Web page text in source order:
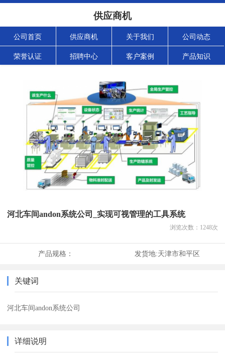
供应商机
公司首页 供应商机 关于我们 公司动态
荣誉认证 招聘中心 客户案例 产品知识
河北车间andon系统公司_实现可视管理的工具系统
浏览次数： 1248次
产品规格： 发货地:天津市和平区
关键词
河北车间andon系统公司
详细说明